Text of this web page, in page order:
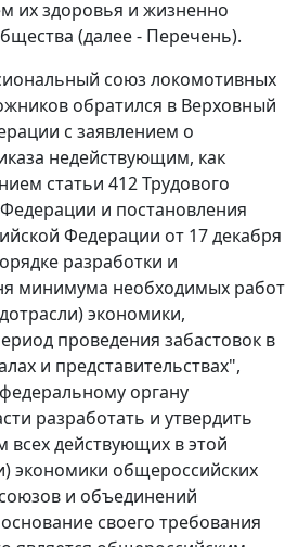
их здоровья и жизненно
(далее - Перечень).
союз локомотивных
обратился в Верховный
с заявлением о
недействующим, как
статьи 412 Трудового
и постановления
Федерации от 17 декабря
разработки и
минимума необходимых работ
экономики,
проведения забастовок в
и представительствах",
органу
разработать и утвердить
всех действующих в этой
экономики общероссийских
и объединений
своего требования